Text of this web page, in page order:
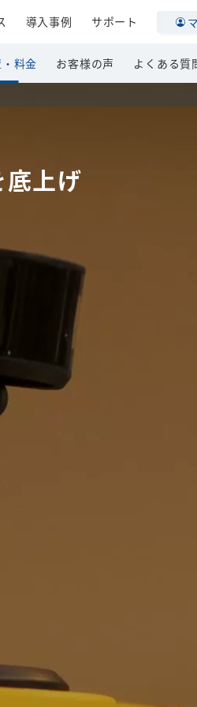
料金 お客様の声 よくある質
導入事例 サポート
上げ